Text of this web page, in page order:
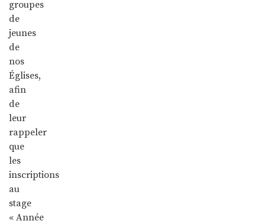
groupes
de
jeunes
de
nos
Églises,
afin
de
leur
rappeler
que
les
inscriptions
au
stage
« Année